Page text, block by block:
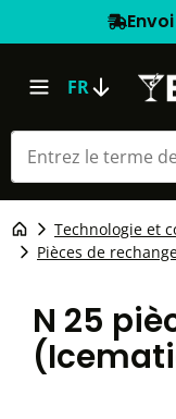
FR
Technologie et
Pièces de
N 25